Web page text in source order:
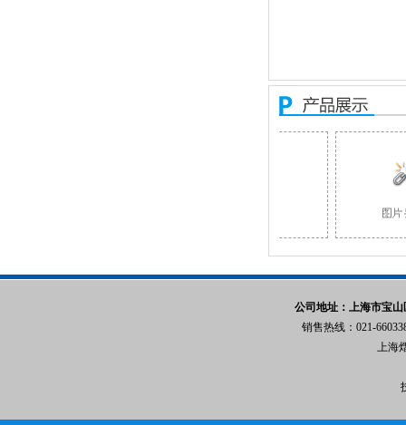
公司地址：上海市宝
销售热线：021-
上海